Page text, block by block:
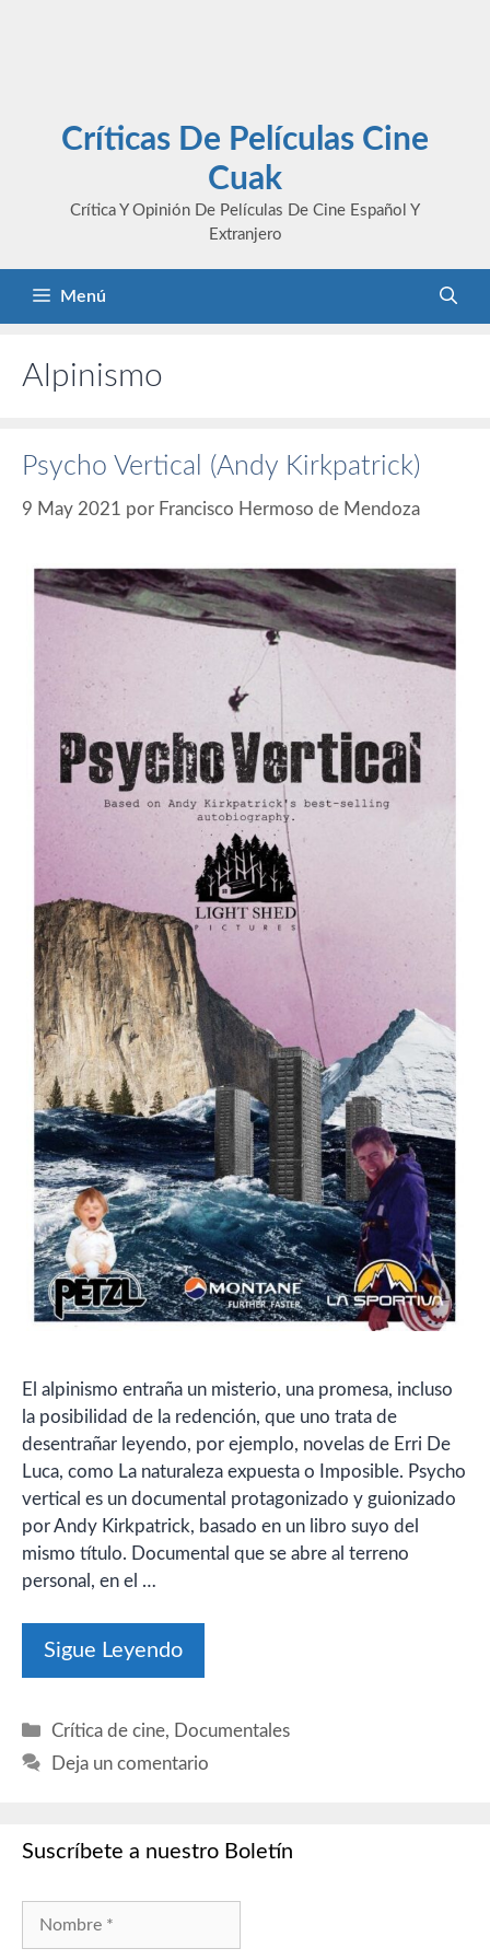
Críticas De Películas Cine
Cuak
Crítica Y Opinión De Películas De Cine Español Y
Extranjero
Menú
Alpinismo
Psycho Vertical (Andy Kirkpatrick)
9 May 2021 por Francisco Hermoso de Mendoza
El alpinismo entraña un misterio, una promesa, incluso
la posibilidad de la redención, que uno trata de
desentrañar leyendo, por ejemplo, novelas de Erri De
Luca, como La naturaleza expuesta o Imposible. Psycho
vertical es un documental protagonizado y guionizado
por Andy Kirkpatrick, basado en un libro suyo del
mismo título. Documental que se abre al terreno
personal, en el …
Sigue Leyendo
Categorías
Crítica de cine, Documentales
Deja un comentario
Suscríbete a nuestro Boletín